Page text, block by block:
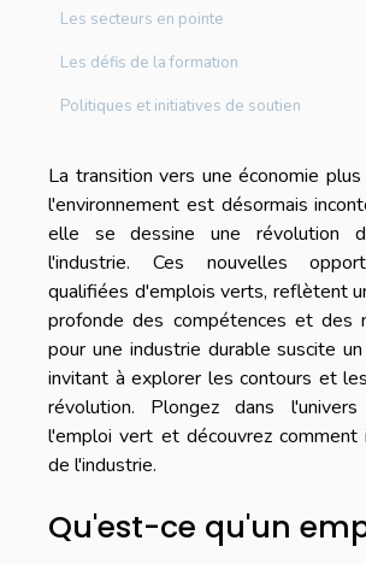
Les secteurs en pointe
Les défis de la formation
Politiques et initiatives de soutien
La transition vers une économie
l'environnement est désormais
elle se dessine une révolution
l'industrie. Ces nouvelles
qualifiées d'emplois verts, reflètent
profonde des compétences et des
pour une industrie durable suscite
invitant à explorer les contours et
révolution. Plongez dans
l'emploi vert et découvrez comment
de l'industrie.
Qu'est-ce qu'un